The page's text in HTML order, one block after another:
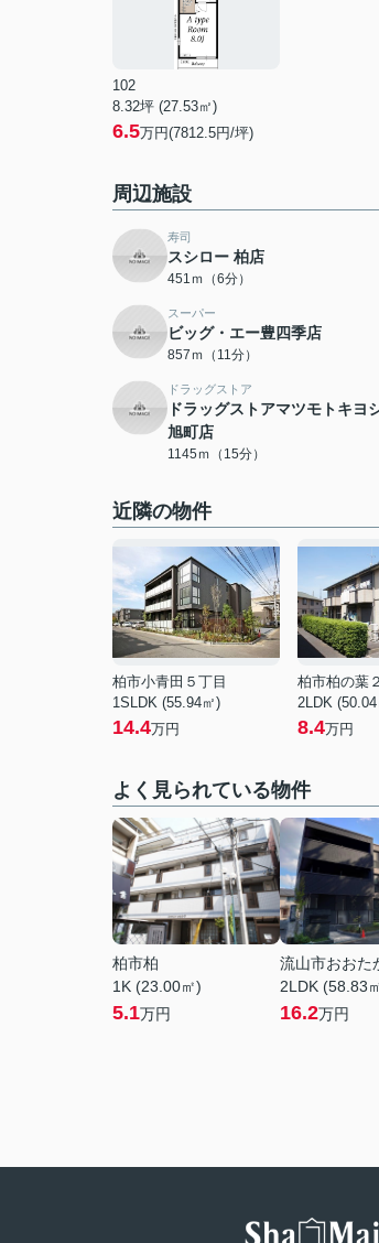
102
8.32坪 (27.53㎡)
6.5万円(7812.5円/坪)
周辺施設
寿司
スシロー 柏店
451ｍ（6分）
スーパー
ビッグ・エー豊四季店
857ｍ（11分）
ドラッグストア
ドラッグストアマツモトキヨ
旭町店
1145ｍ（15分）
近隣の物件
柏市小青田５丁目
1SLDK (55.94㎡)
14.4万円
柏市柏の葉
2LDK
8.4万円
よく見られている物件
柏市柏
1K (23.00㎡)
5.1万円
流山市おおた
2LDK (58.83
16.2万円